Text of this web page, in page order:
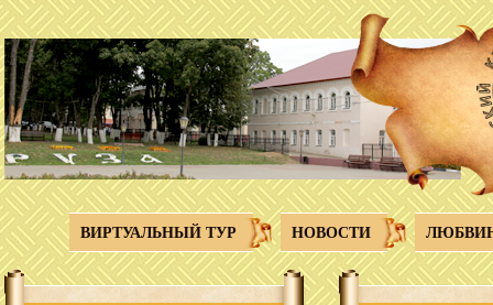
Перейти к основному содержанию
ВИРТУАЛЬНЫЙ ТУР НОВОСТИ